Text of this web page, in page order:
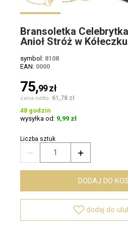
Bransoletka
Anioł Stróż w Kółeczku
symbol: 8108
EAN: 0000
75,99zł
cena netto: 61,78 zł
48 godzin
wysyłka od: 9,99 zł
Liczba sztuk
 
DODAJ DO
 dodaj do